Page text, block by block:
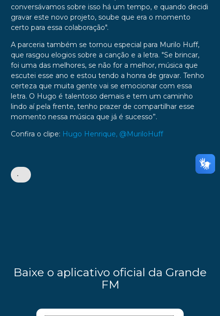
conversávamos sobre isso há um tempo, e quando decidi
gravar este novo projeto, soube que era o momento
certo para essa colaboração".
A parceria também se tornou especial para Murilo Huff,
que rasgou elogios sobre a canção e a letra. "Se brincar,
foi uma das melhores, se não for a melhor, música que
escutei esse ano e estou tendo a honra de gravar. Tenho
certeza que muita gente vai se emocionar com essa
letra. O Hugo é talentoso demais e tem um caminho
lindo aí pela frente, tenho prazer de compartilhar esse
momento nessa música que já é sucesso”.
Confira o clipe: Hugo Henrique, @MuriloHuff
•
Baixe o aplicativo oficial da Grande
FM